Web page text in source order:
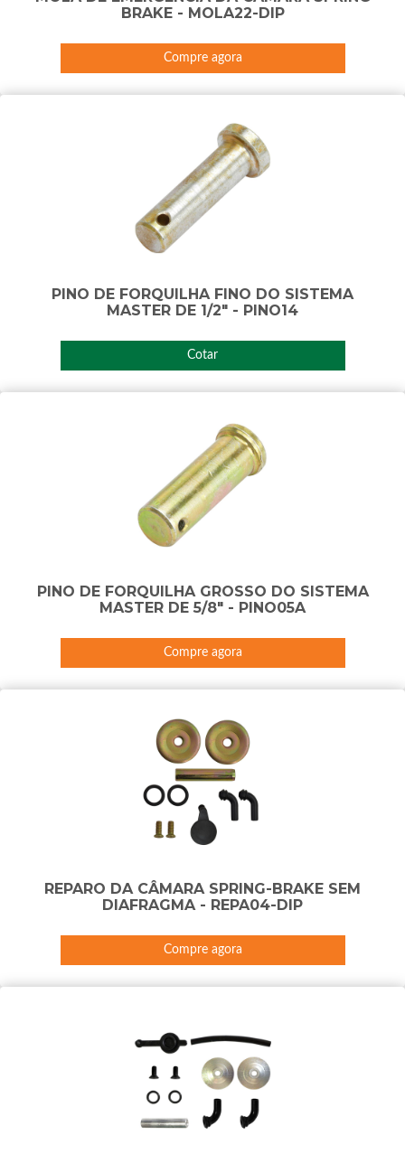
BRAKE - MOLA22-DIP
Compre agora
PINO DE FORQUILHA FINO DO SISTEMA
MASTER DE 1/2" - PINO14
Cotar
PINO DE FORQUILHA GROSSO DO SISTEMA
MASTER DE 5/8" - PINO05A
Compre agora
REPARO DA CÂMARA SPRING-BRAKE SEM
DIAFRAGMA - REPA04-DIP
Compre agora